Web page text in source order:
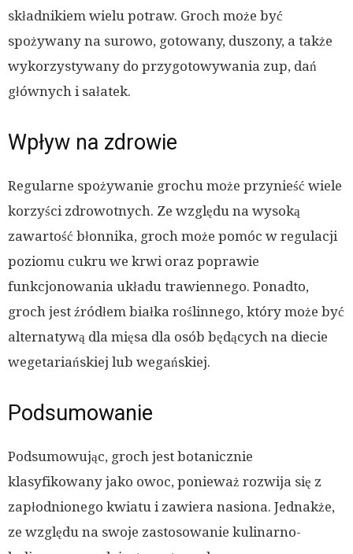
składnikiem wielu potraw. Groch może być
spożywany na surowo, gotowany, duszony, a także
wykorzystywany do przygotowywania zup, dań
głównych i sałatek.
Wpływ na zdrowie
Regularne spożywanie grochu może przynieść wiele
korzyści zdrowotnych. Ze względu na wysoką
zawartość błonnika, groch może pomóc w regulacji
poziomu cukru we krwi oraz poprawie
funkcjonowania układu trawiennego. Ponadto,
groch jest źródłem białka roślinnego, który może być
alternatywą dla mięsa dla osób będących na diecie
wegetariańskiej lub wegańskiej.
Podsumowanie
Podsumowując, groch jest botanicznie
klasyfikowany jako owoc, ponieważ rozwija się z
zapłodnionego kwiatu i zawiera nasiona. Jednakże,
ze względu na swoje zastosowanie kulinarno-